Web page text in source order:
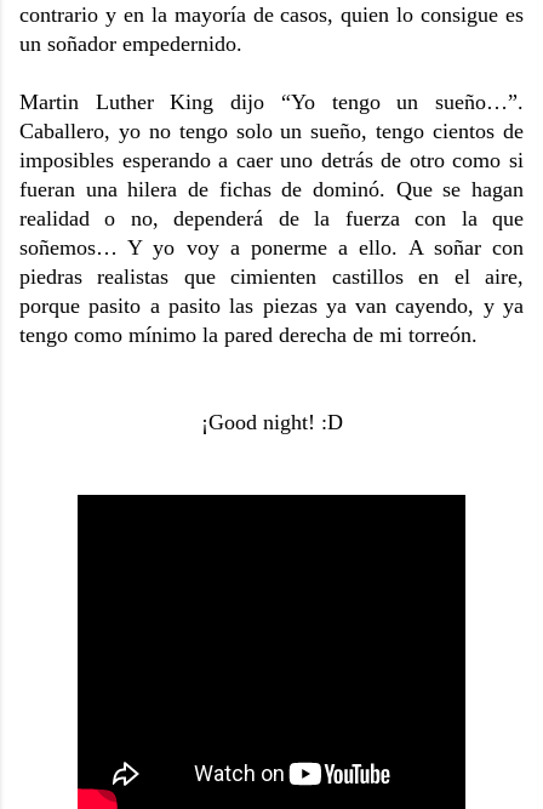
contrario y en la mayoría de casos, quien lo consigue es
un soñador empedernido.
Martin Luther King dijo “Yo tengo un sueño…”.
Caballero, yo no tengo solo un sueño, tengo cientos de
imposibles esperando a caer uno detrás de otro como si
fueran una hilera de fichas de dominó. Que se hagan
realidad o no, dependerá de la fuerza con la que
soñemos… Y yo voy a ponerme a ello. A soñar con
piedras realistas que cimienten castillos en el aire,
porque pasito a pasito las piezas ya van cayendo, y ya
tengo como mínimo la pared derecha de mi torreón.
¡Good night! :D